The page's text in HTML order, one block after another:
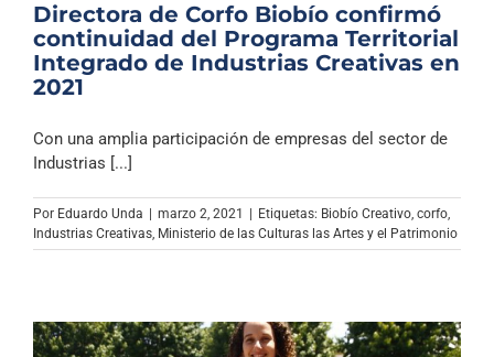
Directora de Corfo Biobío confirmó
continuidad del Programa Territorial
Integrado de Industrias Creativas en
2021
Con una amplia participación de empresas del sector de
Industrias [...]
Por Eduardo Unda marzo 2, 2021 Etiquetas: Biobío Creativo, corfo,
Industrias Creativas, Ministerio de las Culturas las Artes y el Patrimonio